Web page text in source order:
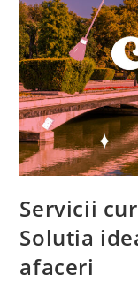
Servicii
Solutia
afaceri